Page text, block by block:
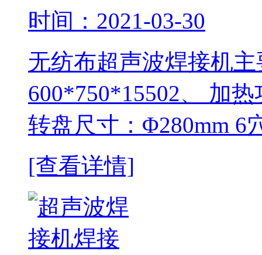
时间：2021-03-30
无纺布超声波焊接机
600*750*15502、 加
转盘尺寸：Φ280mm 6
[查看详情]